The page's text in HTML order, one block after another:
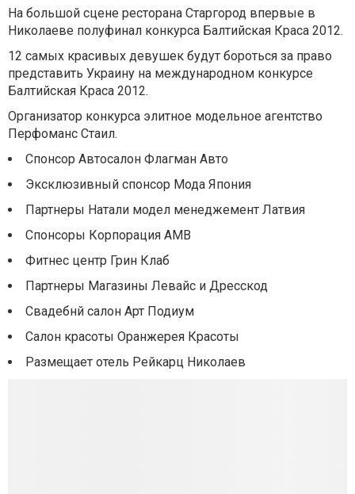
На большой сцене ресторана Старгород впервые в
Николаеве полуфинал конкурса Балтийская Краса 2012.
12 самых красивых девушек будут бороться за право
представить Украину на международном конкурсе
Балтийская Краса 2012.
Организатор конкурса элитное модельное агентство
Перфоманс Стаил.
Спонсор Автосалон Флагман Авто
Эксклюзивный спонсор Мода Япония
Партнеры Натали модел менеджемент Латвия
Спонсоры Корпорация АМВ
Фитнес центр Грин Клаб
Партнеры Магазины Левайс и Дресскод
Свадебнй салон Арт Подиум
Салон красоты Оранжерея Красоты
Размещает отель Рейкарц Николаев